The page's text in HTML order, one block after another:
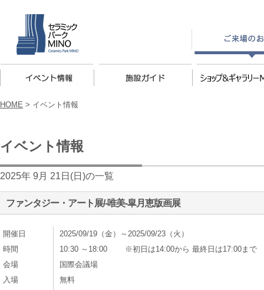
HOME > イベント情報
イベント情報
2025年 9月 21日(日)の一覧
ファンタジー・アート展/-唯美-皐月恵版画展
開催日
2025/09/19（金）～2025/09/23（火）
時間
10:30 ～18:00 ※初日は14:00から 最終日は17:00まで
会場
国際会議場
入場
無料